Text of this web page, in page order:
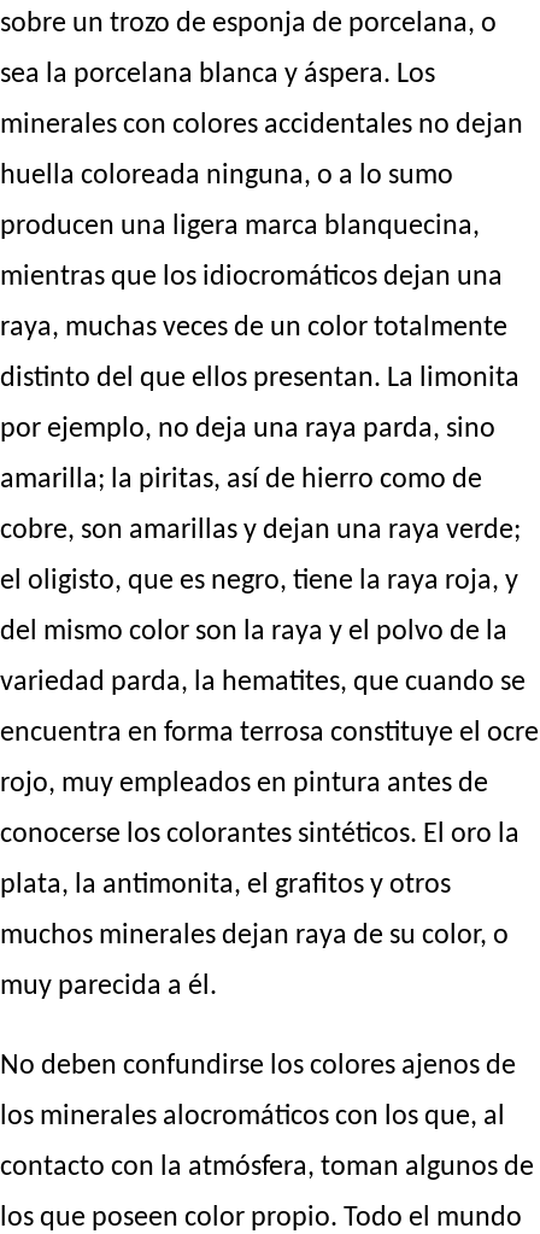
sobre un trozo de esponja de porcelana, o
sea la porcelana blanca y áspera. Los
minerales con colores accidentales no dejan
huella coloreada ninguna, o a lo sumo
producen una ligera marca blanquecina,
mientras que los idiocromáticos dejan una
raya, muchas veces de un color totalmente
distinto del que ellos presentan. La limonita
por ejemplo, no deja una raya parda, sino
amarilla; la piritas, así de hierro como de
cobre, son amarillas y dejan una raya verde;
el oligisto, que es negro, tiene la raya roja, y
del mismo color son la raya y el polvo de la
variedad parda, la hematites, que cuando se
encuentra en forma terrosa constituye el ocre
rojo, muy empleados en pintura antes de
conocerse los colorantes sintéticos. El oro la
plata, la antimonita, el grafitos y otros
muchos minerales dejan raya de su color, o
muy parecida a él.
No deben confundirse los colores ajenos de
los minerales alocromáticos con los que, al
contacto con la atmósfera, toman algunos de
los que poseen color propio. Todo el mundo